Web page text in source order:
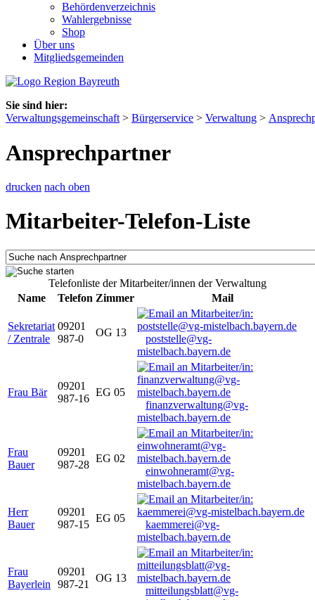
Behördenverzeichnis
Wahlergebnisse
Shop
Über uns
Mitgliedsgemeinden
Sie sind hier:
Verwaltungsgemeinschaft > Bürgerservice > Verwaltung >
Ansprechpartner
drucken nach oben
Mitarbeiter-Telefon-Liste
Telefonliste der Mitarbeiter/innen der Verwaltung
Name
Telefon Zimmer Mail
Sekretariat
/ Zentrale
09201
987-0
OG 13
poststelle@vg-
mistelbach.bayern.de
Frau Bär
09201
987-16
EG 05
finanzverwaltung@vg-
mistelbach.bayern.de
Frau
Bauer
09201
987-28
EG 02
einwohneramt@vg-
mistelbach.bayern.de
Herr
Bauer
09201
987-15
EG 05
kaemmerei@vg-
mistelbach.bayern.de
Frau
Bayerlein
09201
987-21
OG 13
mitteilungsblatt@vg-